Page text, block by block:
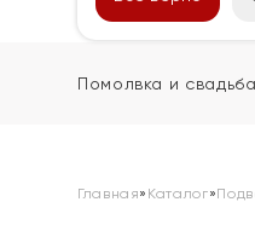
Помолвка и свадьба
Главная» Каталог»